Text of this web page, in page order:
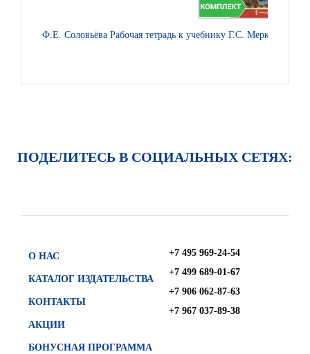
Ф.Е. Соловьёва Рабочая тетрадь к учебнику Г.С. Меркина
ПОДЕЛИТЕСЬ В СОЦИАЛЬНЫХ СЕТЯХ:
О НАС
КАТАЛОГ ИЗДАТЕЛЬСТВА
КОНТАКТЫ
АКЦИИ
БОНУСНАЯ ПРОГРАММА
+7 495 969-24-54
+7 499 689-01-67
+7 906 062-87-63
+7 967 037-89-38